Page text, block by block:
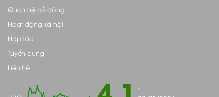
Quan hệ cổ đông
Hoạt động xã hội
Hợp tác
Tuyển dụng
Liên hệ
-